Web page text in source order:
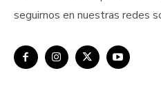
seguirnos en nuestras redes